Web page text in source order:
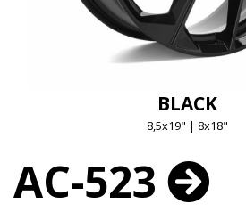
BLACK
8,5x19" | 8x18"
AC-523